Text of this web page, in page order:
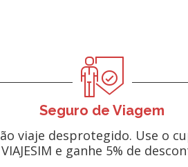
Seguro de Viagem
viaje desprotegido. Use o
VIAJESIM e ganhe 5% de